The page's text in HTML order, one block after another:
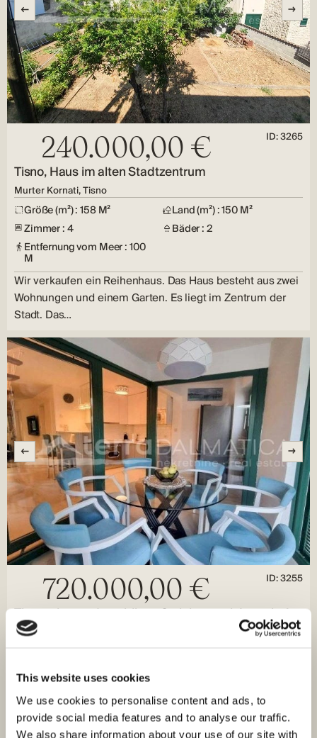
This website uses cookies
We use cookies to personalise content and ads, to
provide social media features and to analyse our traffic.
We also share information about your use of our site with
240.000,00 € ID: 3265
Tisno, Haus im alten Stadtzentrum
Murter Kornati, Tisno
Größe (m²) : 158 M²
Land (m²) : 150 M²
Zimmer : 4
Bäder : 2
Entfernung vom Meer : 100
M
Wir verkaufen ein Reihenhaus. Das Haus besteht aus zwei
Wohnungen und einem Garten. Es liegt im Zentrum der
Stadt. Das…
720.000,00 € ID: 3255
Tisno, ein wunderschönes Steinhaus mit Innenhof,
erste Reihe zum Meer
Zimmer : 2
Entfernung vom Meer : 10 M
Blick aufs Meer
In Tisno, auf der Insel Murter, steht ein wunderschönes